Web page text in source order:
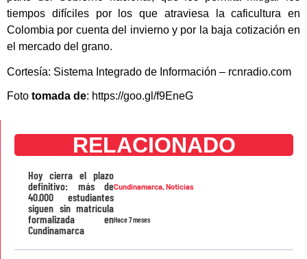
tiempos difíciles por los que atraviesa la caficultura en
Colombia por cuenta del invierno y por la baja cotización en
el mercado del grano.
Cortesía: Sistema Integrado de Información – rcnradio.com
Foto tomada de: https://goo.gl/f9EneG
RELACIONADO
Cundinamarca,Noticias
Hace 7 meses
Hoy cierra el plazo
definitivo: más de
40.000 estudiantes
siguen sin matrícula
formalizada en
Cundinamarca